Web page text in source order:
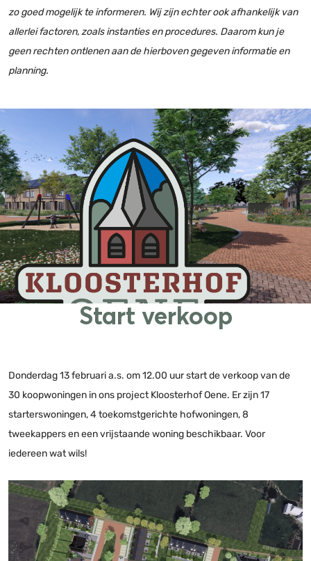
zo goed mogelijk te informeren. Wij zijn echter ook afhankelijk van
allerlei factoren, zoals instanties en procedures. Daarom kun je
geen rechten ontlenen aan de hierboven gegeven informatie en
planning.
Start verkoop
Donderdag 13 februari a.s. om 12.00 uur start de verkoop van de
30 koopwoningen in ons project Kloosterhof Oene. Er zijn 17
starterswoningen, 4 toekomstgerichte hofwoningen, 8
tweekappers en een vrijstaande woning beschikbaar. Voor
iedereen wat wils!